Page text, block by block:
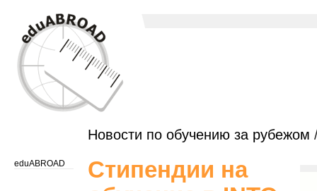
Новости по обучению за рубежом
eduABROAD
Стипендии на